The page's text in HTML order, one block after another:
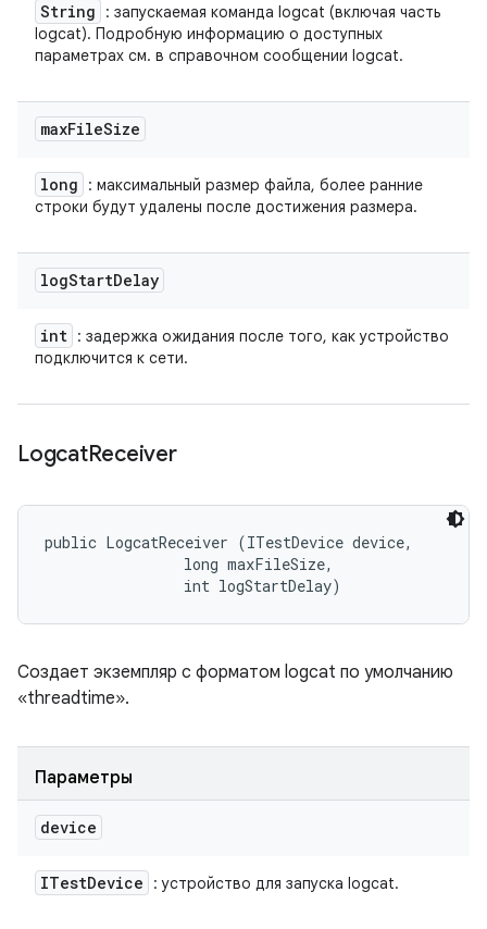
String
: запускаемая команда logcat (включая часть
logcat). Подробную информацию о доступных
параметрах см. в справочном сообщении logcat.
maxFileSize
long
: максимальный размер файла, более ранние
строки будут удалены после достижения размера.
logStartDelay
int : задержка ожидания после того, как устройство
подключится к сети.
LogcatReceiver
public LogcatReceiver (ITestDevice device,
                long maxFileSize,
                int logStartDelay)
Создает экземпляр с форматом logcat по умолчанию
«threadtime».
Параметры
device
ITestDevice : устройство для запуска logcat.